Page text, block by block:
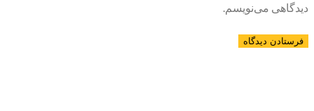
دیدگاهی می‌نویسم.